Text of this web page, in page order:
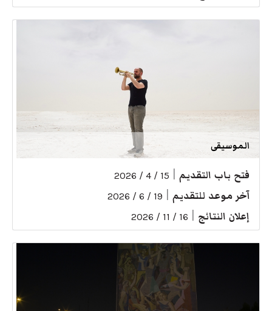
الموسيقى
فتح باب التقديم 15 / 4 / 2026
آخر موعد للتقديم 19 / 6 / 2026
إعلان النتائج 16 / 11 / 2026